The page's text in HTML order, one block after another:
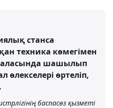
станса
техника көмегімен
шашылып
өртеліп,
баспасөз қызметі